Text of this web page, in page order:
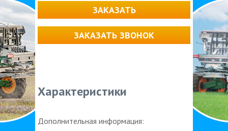
ЗАКАЗАТЬ
ЗАКАЗАТЬ ЗВОНОК
Характеристики
Дополнительная информация: